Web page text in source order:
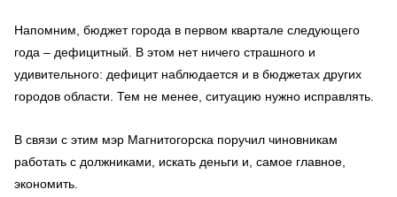
Напомним, бюджет города в первом квартале следующего
года – дефицитный. В этом нет ничего страшного и
удивительного: дефицит наблюдается и в бюджетах других
городов области. Тем не менее, ситуацию нужно исправлять.
В связи с этим мэр Магнитогорска поручил чиновникам
работать с должниками, искать деньги и, самое главное,
экономить.